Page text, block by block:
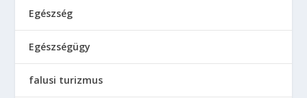
Egészség
Egészségügy
falusi turizmus